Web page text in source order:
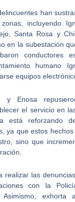
han
incluyendo
Santa Rosa y
en la subestación
conductores
humano
equipos
y Enosa
el servicio en
está reforzando
ya que estos
sino que
realizar las
con la
Asimismo,